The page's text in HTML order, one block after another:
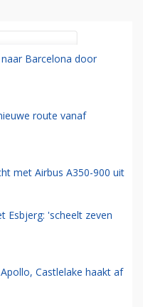
Barcelona door
route vanaf
met Airbus A350-900 uit
Esbjerg: 'scheelt zeven
Castlelake haakt af